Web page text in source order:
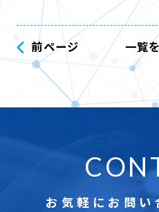
前ページ 一覧
お気軽にお問い